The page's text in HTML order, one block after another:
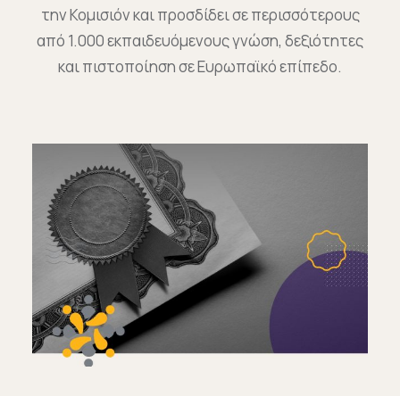
την Κομισιόν και προσδίδει σε περισσότερους
από 1.000 εκπαιδευόμενους γνώση, δεξιότητες
και πιστοποίηση σε Ευρωπαϊκό επίπεδο.